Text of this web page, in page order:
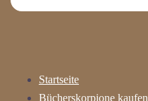
Startseite
Bücherskorpione kaufen